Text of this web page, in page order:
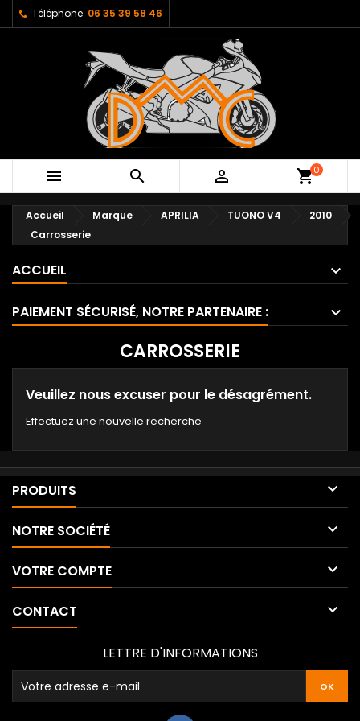
Téléphone: 06 35 39 58 46
   shopping_cart0
Accueil Marque APRILIA TUONO V4
2010
Carrosserie
ACCUEIL
PAIEMENT SÉCURISÉ, NOTRE PARTENAIRE :
CARROSSERIE
Veuillez nous excuser pour le désagrément.
Effectuez une nouvelle recherche
PRODUITS 
NOTRE SOCIÉTÉ 
VOTRE COMPTE 
CONTACT 
LETTRE D'INFORMATIONS